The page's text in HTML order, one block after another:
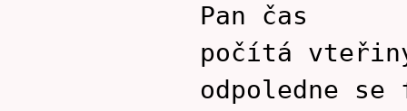
Pan čas
počítá
odpoledne se